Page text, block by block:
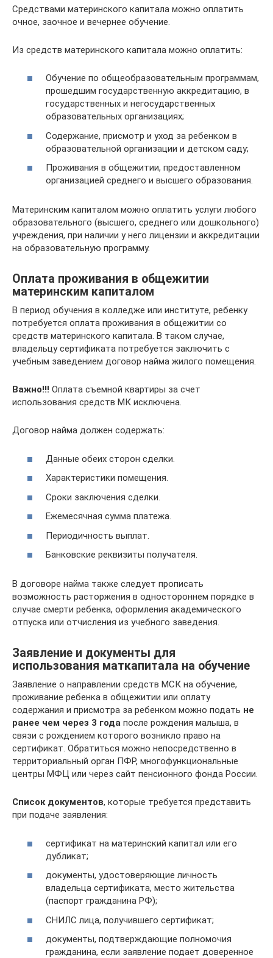
Средствами материнского капитала можно оплатить
очное, заочное и вечернее обучение.
Из средств материнского капитала можно оплатить:
Обучение по общеобразовательным программам,
прошедшим государственную аккредитацию, в
государственных и негосударственных
образовательных организациях;
Содержание, присмотр и уход за ребенком в
образовательной организации и детском саду;
Проживания в общежитии, предоставленном
организацией среднего и высшего образования.
Материнским капиталом можно оплатить услуги любого
образовательного (высшего, среднего или дошкольного)
учреждения, при наличии у него лицензии и аккредитации
на образовательную программу.
Оплата проживания в общежитии
материнским капиталом
В период обучения в колледже или институте, ребенку
потребуется оплата проживания в общежитии со
средств материнского капитала. В таком случае,
владельцу сертификата потребуется заключить с
учебным заведением договор найма жилого помещения.
Важно!!! Оплата съемной квартиры за счет
использования средств МК исключена.
Договор найма должен содержать:
Данные обеих сторон сделки.
Характеристики помещения.
Сроки заключения сделки.
Ежемесячная сумма платежа.
Периодичность выплат.
Банковские реквизиты получателя.
В договоре найма также следует прописать
возможность расторжения в одностороннем порядке в
случае смерти ребенка, оформления академического
отпуска или отчисления из учебного заведения.
Заявление и документы для
использования маткапитала на обучение
Заявление о направлении средств МСК на обучение,
проживание ребенка в общежитии или оплату
содержания и присмотра за ребенком можно подать не
ранее чем через 3 года после рождения малыша, в
связи с рождением которого возникло право на
сертификат. Обратиться можно непосредственно в
территориальный орган ПФР, многофункциональные
центры МФЦ или через сайт пенсионного фонда России.
Список документов, которые требуется представить
при подаче заявления:
сертификат на материнский капитал или его
дубликат;
документы, удостоверяющие личность
владельца сертификата, место жительства
(паспорт гражданина РФ);
СНИЛС лица, получившего сертификат;
документы, подтверждающие полномочия
гражданина, если заявление подает доверенное